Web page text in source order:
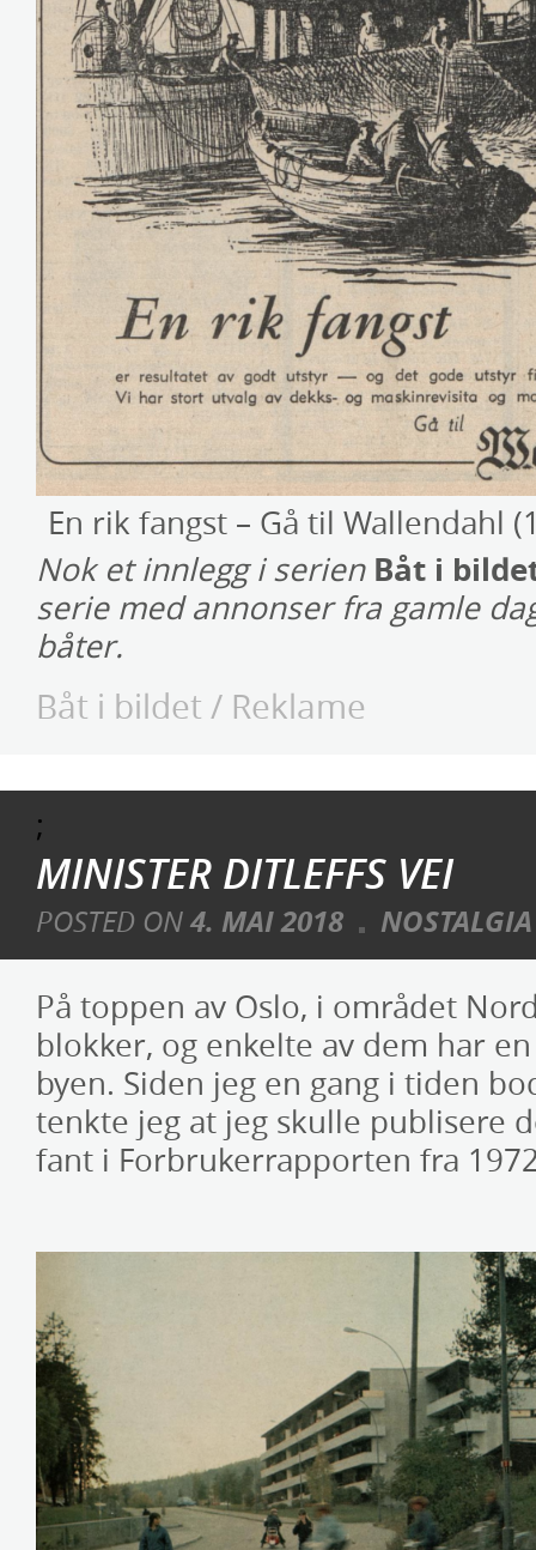
En rik fangst – Gå til Wallendahl
Nok et innlegg i serien Båt i
serie med annonser fra gamle
båter.
Båt i bildet / Reklame
;
MINISTER DITLEFFS VEI
POSTED ON4. MAI 2018 NOSTALGIA
På toppen av Oslo, i området
blokker, og enkelte av dem har
byen. Siden jeg en gang i tiden
tenkte jeg at jeg skulle publisere
fant i Forbrukerrapporten fra